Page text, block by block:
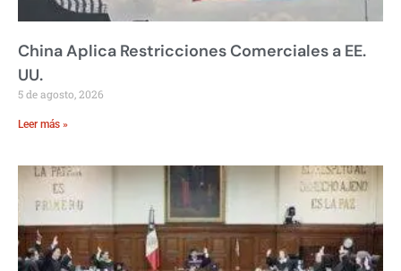
China Aplica Restricciones Comerciales a EE.
UU.
5 de agosto, 2026
Leer más »